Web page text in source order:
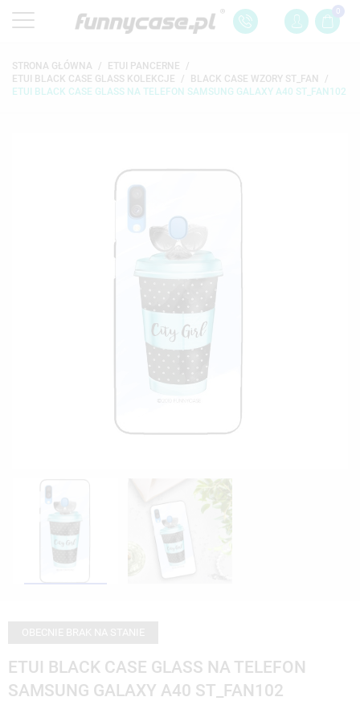
0
STRONA GŁÓWNA
ETUI PANCERNE
ETUI BLACK CASE GLASS KOLEKCJE
BLACK CASE WZORY ST_FAN
ETUI BLACK CASE GLASS NA TELEFON SAMSUNG GALAXY A40 ST_FAN102
ETUI BLACK CASE GLASS NA TELEFON
SAMSUNG GALAXY A40 ST_FAN102